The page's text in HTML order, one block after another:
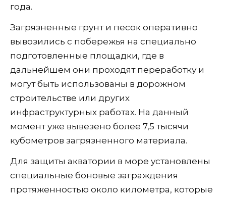
года.
Загрязненные грунт и песок оперативно
вывозились с побережья на специально
подготовленные площадки, где в
дальнейшем они проходят переработку и
могут быть использованы в дорожном
строительстве или других
инфраструктурных работах. На данный
момент уже вывезено более 7,5 тысячи
кубометров загрязненного материала.
Для защиты акватории в море установлены
специальные боновые заграждения
протяженностью около километра, которые